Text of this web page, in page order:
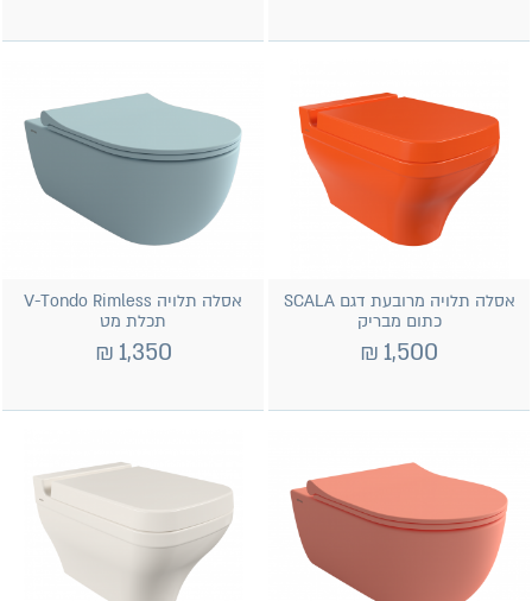
אסלה תלויה מרובעת דגם SCALA
כתום מבריק
1,500
₪
אסלה תלויה V-Tondo Rimless
תכלת מט
1,350
₪